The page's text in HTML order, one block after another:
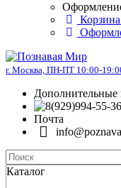
г. Москва, ПН-ПТ 10:00-
Дополнительные
Почта
Каталог